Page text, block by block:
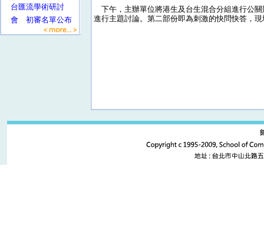
台匯流學術研討
會 初審名單公布
下午，主辦單位將港生及台生混合分組進行公
進行主題討論。第二部份即為刺激的快問快答，